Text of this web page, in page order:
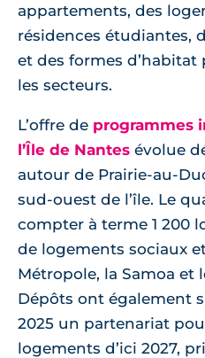
appartements, des
résidences étudiantes,
et des formes
les secteurs.
L’offre de programmes
l’Île de Nantes évolue
autour de Prairie-au-
sud-ouest de l’île. Le
compter à terme 1 200
de logements sociaux
Métropole, la Samoa et
Dépôts ont également
2025 un partenariat
logements d’ici 2027,